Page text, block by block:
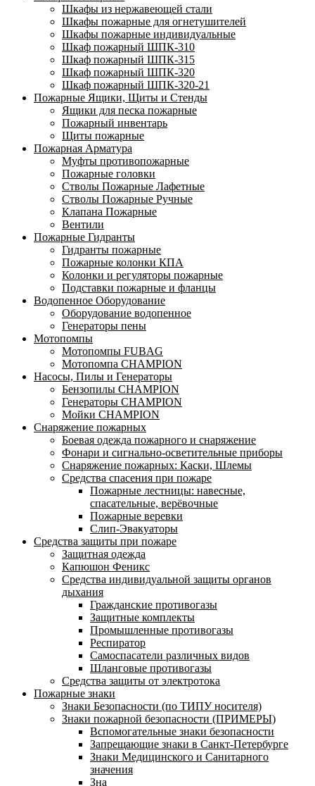
Шкафы из нержавеющей стали
Шкафы пожарные для огнетушителей
Шкафы пожарные индивидуальные
Шкаф пожарный ШПК-310
Шкаф пожарный ШПК-315
Шкаф пожарный ШПК-320
Шкаф пожарный ШПК-320-21
Пожарные Ящики, Щиты и Стенды
Ящики для песка пожарные
Пожарный инвентарь
Щиты пожарные
Пожарная Арматура
Муфты противопожарные
Пожарные головки
Стволы Пожарные Лафетные
Стволы Пожарные Ручные
Клапана Пожарные
Вентили
Пожарные Гидранты
Гидранты пожарные
Пожарные колонки КПА
Колонки и регуляторы пожарные
Подставки пожарные и фланцы
Водопенное Оборудование
Оборудование водопенное
Генераторы пены
Мотопомпы
Мотопомпы FUBAG
Мотопомпа CHAMPION
Насосы, Пилы и Генераторы
Бензопилы CHAMPION
Генераторы CHAMPION
Мойки CHAMPION
Снаряжение пожарных
Боевая одежда пожарного и снаряжение
Фонари и сигнально-осветительные приборы
Снаряжение пожарных: Каски, Шлемы
Средства спасения при пожаре
Пожарные лестницы: навесные,
спасательные, верёвочные
Пожарные веревки
Слип-Эвакуаторы
Средства защиты при пожаре
Защитная одежда
Капюшон Феникс
Средства индивидуальной защиты органов
дыхания
Гражданские противогазы
Защитные комплекты
Промышленные противогазы
Респиратор
Самоспасатели различных видов
Шланговые противогазы
Средства защиты от электротока
Пожарные знаки
Знаки Безопасности (по ТИПУ носителя)
Знаки пожарной безопасности (ПРИМЕРЫ)
Вспомогательные знаки безопасности
Запрещающие знаки в Санкт-Петербурге
Знаки Медицинского и Санитарного
значения
Зна